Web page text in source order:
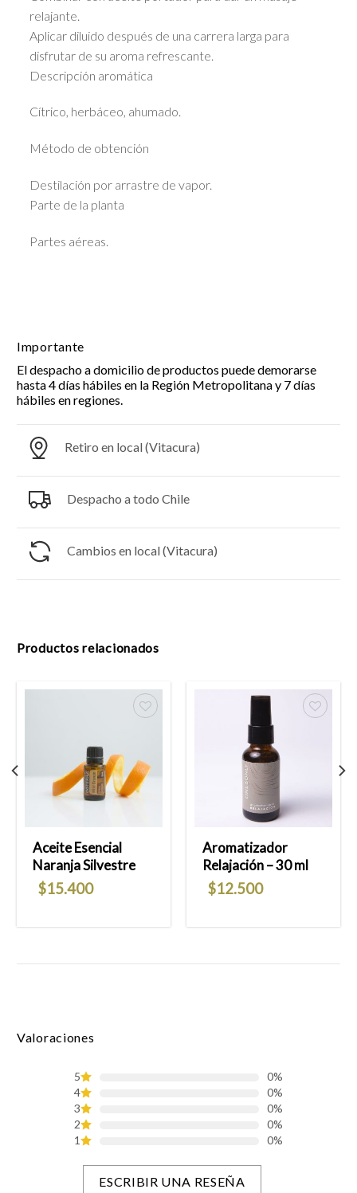
relajante.
Aplicar diluido después de una carrera larga para
disfrutar de su aroma refrescante.
Descripción aromática
Cítrico, herbáceo, ahumado.
Método de obtención
Destilación por arrastre de vapor.
Parte de la planta
Partes aéreas.
Importante
El despacho a domicilio de productos puede demorarse
hasta 4 días hábiles en la Región Metropolitana y 7 días
hábiles en regiones.
Retiro en local (Vitacura)
Despacho a todo Chile
Cambios en local (Vitacura)
Productos relacionados
a la
lista
de
deseos
Aceite Esencial
Naranja Silvestre
$15.400
Aromatizador
Relajación – 30 ml
$12.500
Valoraciones
5
0%
4
0%
3
0%
2
0%
1
0%
ESCRIBIR UNA RESEÑA